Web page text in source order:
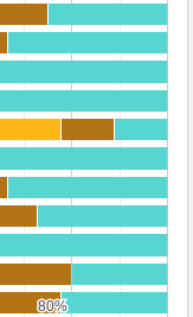
80%
80%